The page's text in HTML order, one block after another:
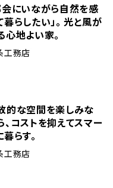
会にいながら自然を感
暮らしたい」。 光と風が
心地よい家。
工務店
的な空間を楽しみな
、コストを抑えてスマー
暮らす。
工務店